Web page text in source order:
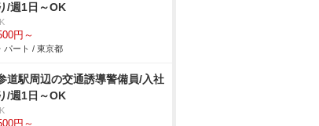
/週1日～OK
円～
パート / 東京都
道駅周辺の交通誘導警備員/入社
/週1日～OK
円～